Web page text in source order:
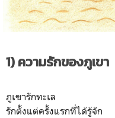
1) ความรักของภูเขา
ภูเขารักทะเล
รักตั้งแต่ครั้งแรกที่ได้รู้จัก